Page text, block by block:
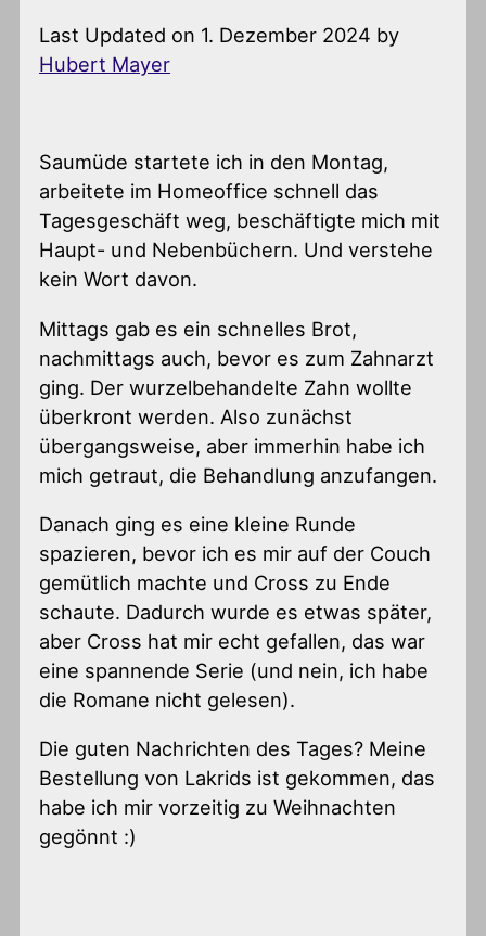
Last Updated on 1. Dezember 2024 by
Hubert Mayer
Saumüde startete ich in den Montag,
arbeitete im Homeoffice schnell das
Tagesgeschäft weg, beschäftigte mich mit
Haupt- und Nebenbüchern. Und verstehe
kein Wort davon.
Mittags gab es ein schnelles Brot,
nachmittags auch, bevor es zum Zahnarzt
ging. Der wurzelbehandelte Zahn wollte
überkront werden. Also zunächst
übergangsweise, aber immerhin habe ich
mich getraut, die Behandlung anzufangen.
Danach ging es eine kleine Runde
spazieren, bevor ich es mir auf der Couch
gemütlich machte und Cross zu Ende
schaute. Dadurch wurde es etwas später,
aber Cross hat mir echt gefallen, das war
eine spannende Serie (und nein, ich habe
die Romane nicht gelesen).
Die guten Nachrichten des Tages? Meine
Bestellung von Lakrids ist gekommen, das
habe ich mir vorzeitig zu Weihnachten
gegönnt :)